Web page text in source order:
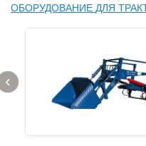
ОБОРУДОВАНИЕ ДЛЯ
‹